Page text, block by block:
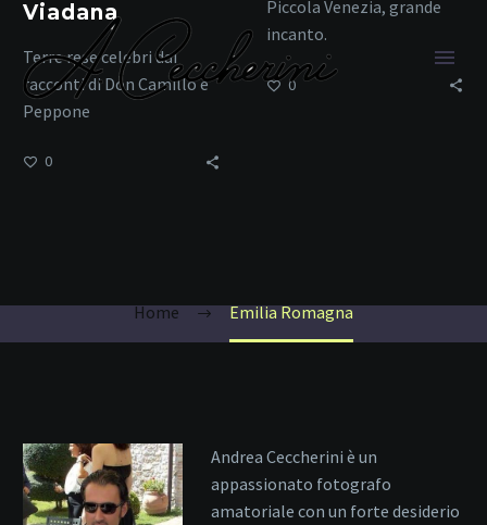
Home Emilia Romagna
Viadana
Terre rese celebri dai
racconti di Don Camillo e
Peppone
0
Piccola Venezia, grande
incanto.
0
Andrea Ceccherini è un
appassionato fotografo
amatoriale con un forte desiderio